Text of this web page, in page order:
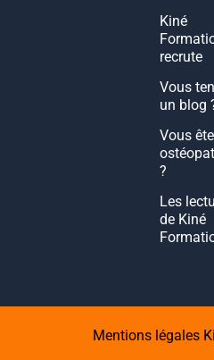
Kiné
recrute
Vous
un blog
Vous
?
Les
de Kiné
Mentions légales